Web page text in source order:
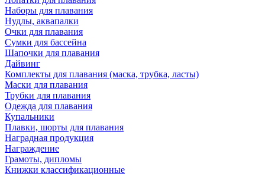
Наборы для плавания
Нудлы, аквапалки
Очки для плавания
Сумки для бассейна
Шапочки для плавания
Дайвинг
Комплекты для плавания (маска, трубка, ласты)
Маски для плавания
Трубки для плавания
Одежда для плавания
Купальники
Плавки, шорты для плавания
Наградная продукция
Награждение
Грамоты, дипломы
Книжки классификационные